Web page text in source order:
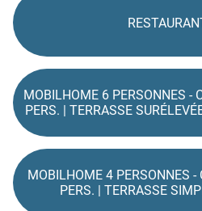
MOBILHOME 6 PERSONNES -
PERS. | TERRASSE
MOBILHOME 4 PERSONNES -
PERS. | TERRASSE